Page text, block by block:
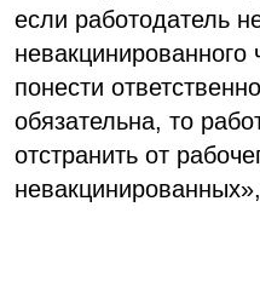
если работодатель
понести
обязательна, то
отстранить от
невакцинированных